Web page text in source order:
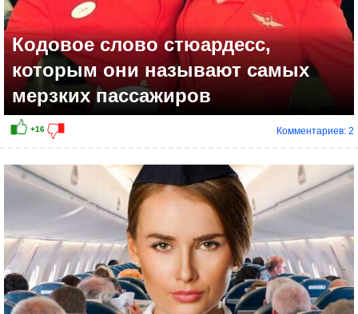
+8
Кодовое слово стюардесс,
которым они называют самых
мерзких пассажиров
Комментариев: 2